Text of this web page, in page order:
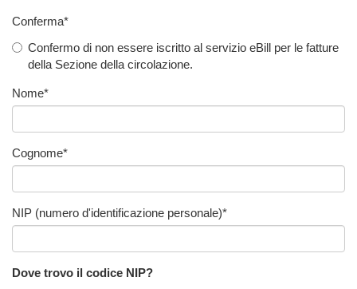
Conferma*
Confermo di non essere iscritto al servizio eBill per le fatture
della Sezione della circolazione.
Nome*
Cognome*
NIP (numero d'identificazione personale)*
Dove trovo il codice NIP?